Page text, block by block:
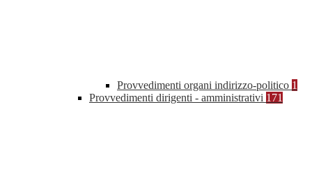
Provvedimenti organi indirizzo-politico 1
Provvedimenti dirigenti - amministrativi 171